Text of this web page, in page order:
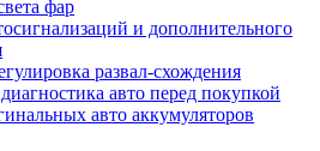
фар
и дополнительного
развал-схождения
авто перед покупкой
авто аккумуляторов